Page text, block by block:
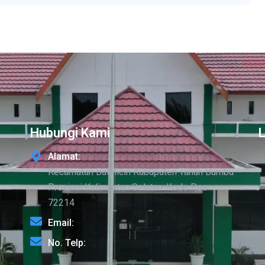
Hubungi Kami
Alamat:
Kecamatan Batulicin Kabupaten Tanah Bumbu
Provinsi Kalimantan Selatan-Kode Pos
72214
Email:
No. Telp: